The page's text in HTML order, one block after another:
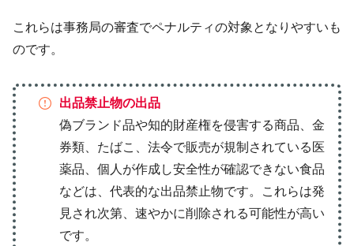
これらは事務局の審査でペナルティの対象となりやすいも
のです。
出品禁止物の出品
偽ブランド品や知的財産権を侵害する商品、金
券類、たばこ、法令で販売が規制されている医
薬品、個人が作成し安全性が確認できない食品
などは、代表的な出品禁止物です。これらは発
見され次第、速やかに削除される可能性が高い
です。